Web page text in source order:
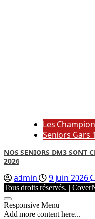
Les
Seniors Gars 1
NOS SENIORS DM3 SONT
2026
admin 9 juin 2026
Tous droits réservés. |
Responsive Menu
Add more content here...